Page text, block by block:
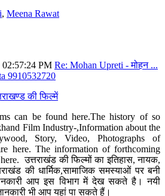
, Meena Rawat
02:57:24 PM Re: Mohan Upreti - मोहन ...
9910532720
की फिल्में
can be found here.The history of so
Film Industry-,Information about the
Story, Video, Photographs of
here. The information of forthcoming
उत्तराखंड की फिल्मों का इतिहास, नायक,
की धार्मिक,सामाजिक समस्याओं पर बनी
आप इस विभाग में देख सकते है। नयी
भी आप यहां पा सकते हैं।